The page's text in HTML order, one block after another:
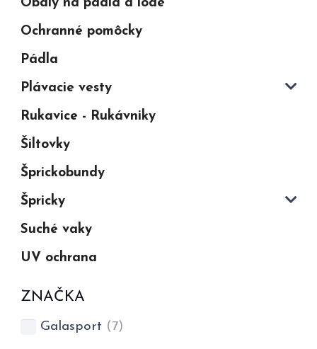
Obaly na pádla a lode
Ochranné pomôcky
Pádla
Plávacie vesty
Rukavice - Rukávniky
Šiltovky
Šprickobundy
Špricky
Suché vaky
UV ochrana
ZNAČKA
Galasport (7)